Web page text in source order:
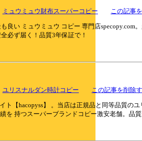
ミュウミュウ財布スーパーコピー この記事
良い ミュウミュウ コピー 専門店
必ず届く！品質3年保証で！
ユリスナルダン時計コピー この記事を削除
ト【hacopyss】 。当店は正規品と同等品質
を 持つスーパーブランドコピー激安老舗。品